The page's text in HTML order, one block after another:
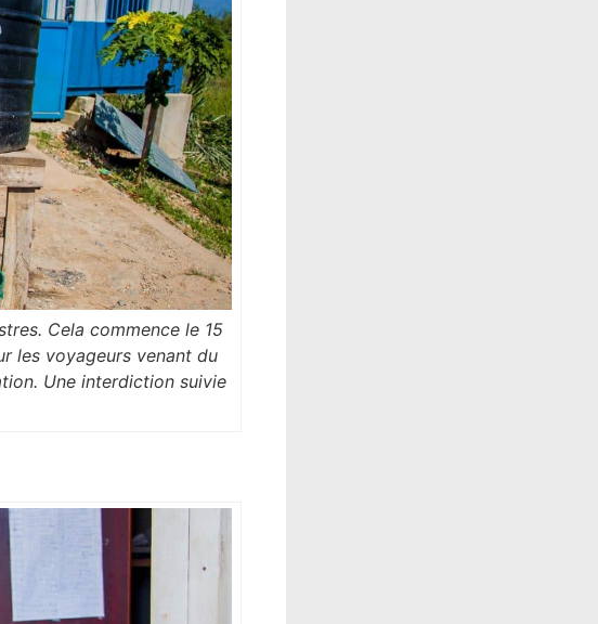
Cela commence le 15
les voyageurs venant du
Une interdiction suivie